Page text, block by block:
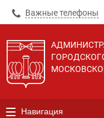
Важные телефоны
Навигация